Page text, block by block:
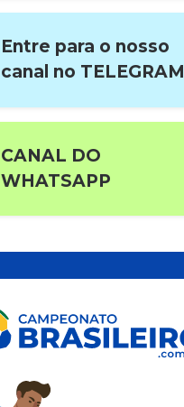
Entre para o nosso
canal no TELEGRAM
CANAL DO
WHATSAPP